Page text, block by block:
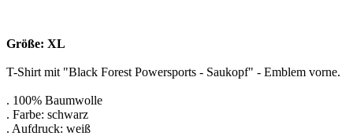
Größe: XL
T-Shirt mit "Black Forest Powersports - Saukopf" - Emblem vorne.
. 100% Baumwolle
. Farbe: schwarz
. Aufdruck: weiß